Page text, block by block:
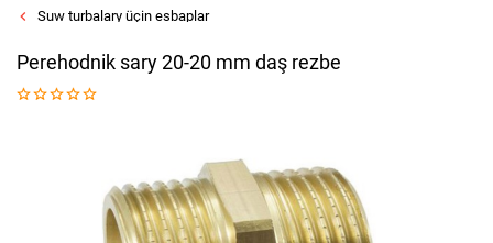
Suw turbalary üçin esbaplar
Perehodnik sary 20-20 mm daş rezbe